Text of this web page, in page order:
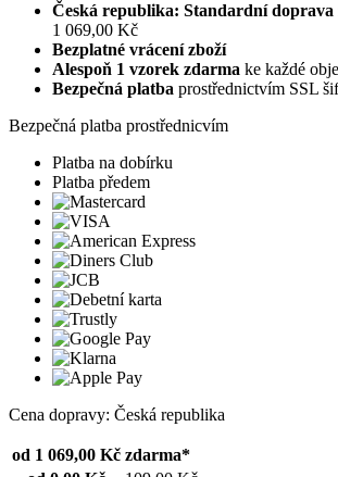
Česká republika: Standardní doprava
1 069,00 Kč
Bezplatné vrácení zboží
Alespoň 1 vzorek zdarma ke každé
Bezpečná platba prostřednictvím SSL
Bezpečná platba prostřednicvím
Platba na dobírku
Platba předem
Cena dopravy: Česká republika
od 1 069,00 Kč zdarma*